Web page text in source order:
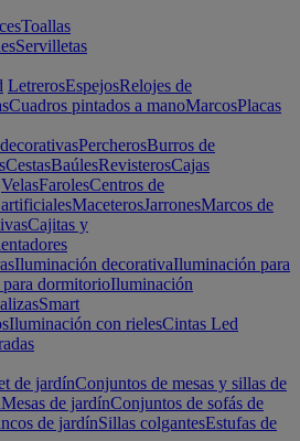
Toallas
Servilletas
LetrerosEspejosRelojes de
Cuadros pintados a manoMarcosPlacas
PercherosBurros de
CestasBaúlesRevisterosCajas
VelasFarolesCentros de
MaceterosJarronesMarcos de
Cajitas y
Iluminación decorativaIluminación para
dormitorioIluminación
Smart
Iluminación con rielesCintas Led
de jardínConjuntos de mesas y sillas de
Mesas de jardínConjuntos de sofás de
de jardínSillas colgantesEstufas de